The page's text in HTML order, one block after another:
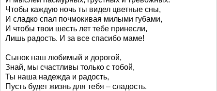
Чтобы каждую ночь ты видел цветные сны,
И сладко спал почмокивая милыми губами,
И чтобы твои шесть лет тебе принесли,
Лишь радость. И за все спасибо маме!
Сынок наш любимый и дорогой,
Знай, мы счастливы только с тобой,
Ты наша надежда и радость,
Пусть будет жизнь для тебя – сладость.